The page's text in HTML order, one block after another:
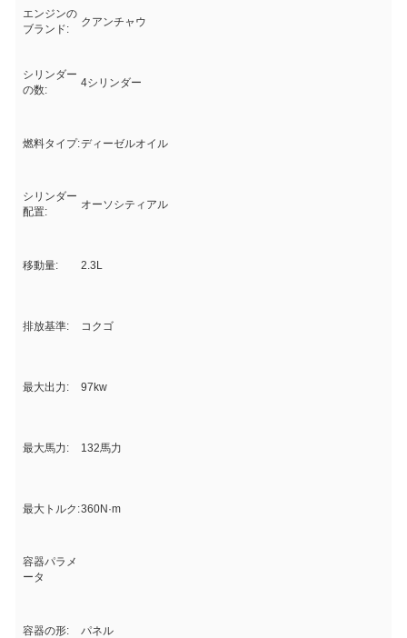
エンジンの
ブランド:
クアンチャウ
シリンダー
の数:
4シリンダー
燃料タイプ:ディーゼルオイル
シリンダー
配置:
オーソシティアル
移動量: 2.3L
排放基準: コクゴ
最大出力: 97kw
最大馬力: 132馬力
最大トルク:360N·m
容器パラメ
ータ
容器の形: パネル